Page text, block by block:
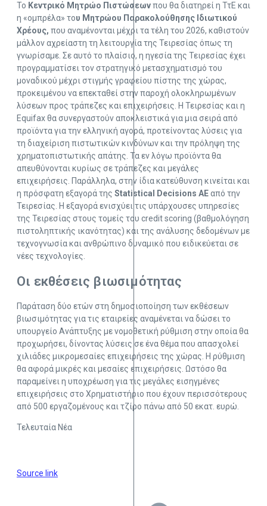
Το Κεντρικό Μητρώο Πιστώσεωνπου θα διατηρεί η ΤτΕ και
η «ομπρέλα» του Μητρώου Παρακολούθησης Ιδιωτικού
Χρέους, που αναμένονται μέχρι τα τέλη του 2026, καθιστούν
μάλλον αχρείαστη τη λειτουργία της Τειρεσίας όπως τη
γνωρίσαμε. Σε αυτό το πλαίσιο, η ηγεσία της Τειρεσίας έχει
προγραμματίσει τον στρατηγικό μετασχηματισμό του
μοναδικού μέχρι στιγμής γραφείου πίστης της χώρας,
προκειμένου να επεκταθεί στην παροχή ολοκληρωμένων
λύσεων προς τράπεζες και επιχειρήσεις. Η Τειρεσίας και η
Equifax θα συνεργαστούν αποκλειστικά για μια σειρά από
προϊόντα για την ελληνική αγορά, προτείνοντας λύσεις για
τη διαχείριση πιστωτικών κινδύνων και την πρόληψη της
χρηματοπιστωτικής απάτης. Τα εν λόγω προϊόντα θα
απευθύνονται κυρίως σε τράπεζες και μεγάλες
επιχειρήσεις. Παράλληλα, στην ίδια κατεύθυνση κινείται και
η πρόσφατη εξαγορά της Statistical Decisions ΑΕαπό την
Τειρεσίας. Η εξαγορά ενισχύει τις υπάρχουσες υπηρεσίες
της Τειρεσίας στους τομείς του credit scoring (βαθμολόγηση
πιστοληπτικής ικανότητας) και της ανάλυσης δεδομένων με
τεχνογνωσία και ανθρώπινο δυναμικό που ειδικεύεται σε
νέες τεχνολογίες.
Οι εκθέσεις βιωσιμότητας
Παράταση δύο ετών στη δημοσιοποίηση των εκθέσεων
βιωσιμότητας για τις εταιρείες αναμένεται να δώσει το
υπουργείο Ανάπτυξης με νομοθετική ρύθμιση στην οποία θα
προχωρήσει, δίνοντας λύσεις σε ένα θέμα που απασχολεί
χιλιάδες μικρομεσαίες επιχειρήσεις της χώρας. Η ρύθμιση
θα αφορά μικρές και μεσαίες επιχειρήσεις. Ωστόσο θα
παραμείνει η υποχρέωση για τις μεγάλες εισηγμένες
επιχειρήσεις στο Χρηματιστήριο που έχουν περισσότερους
από 500 εργαζομένους και τζίρο πάνω από 50 εκατ. ευρώ.
Τελευταία Νέα
Source link